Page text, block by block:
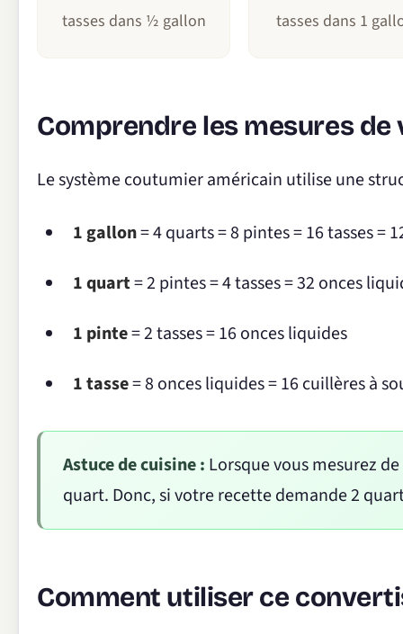
tasses dans ½ gallon tasses dans 1
Comprendre les mesures de
Le système coutumier américain utilise une
1 gallon= 4 quarts = 8 pintes = 16 tasses =
1 quart= 2 pintes = 4 tasses = 32 onces
1 pinte= 2 tasses = 16 onces liquides
1 tasse= 8 onces liquides = 16 cuillères à
Astuce de cuisine : Lorsque vous mesurez
quart. Donc, si votre recette demande 2
Comment utiliser ce